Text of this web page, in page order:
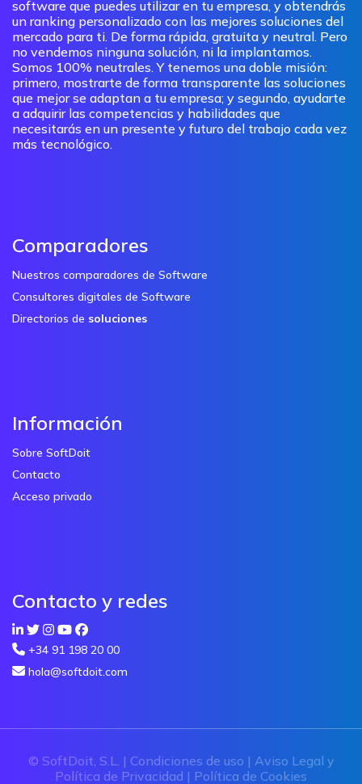
software que puedes utilizar en tu empresa, y obtendrás
un ranking personalizado con las mejores soluciones del
mercado para ti. De forma rápida, gratuita y neutral. Pero
no vendemos ninguna solución, ni la implantamos.
Somos 100% neutrales. Y tenemos una doble misión:
primero, mostrarte de forma transparente las soluciones
que mejor se adaptan a tu empresa; y segundo, ayudarte
a adquirir las competencias y habilidades que
necesitarás en un presente y futuro del trabajo cada vez
más tecnológico.
Comparadores
Nuestros comparadores de Software
Consultores digitales de Software
Directorios de soluciones
Información
Sobre SoftDoit
Contacto
Acceso privado
Contacto y redes
+34 91 198 20 00
hola@softdoit.com
© SoftDoit, S.L. | Condiciones de uso | Aviso Legal y
Política de Privacidad | Política de Cookies